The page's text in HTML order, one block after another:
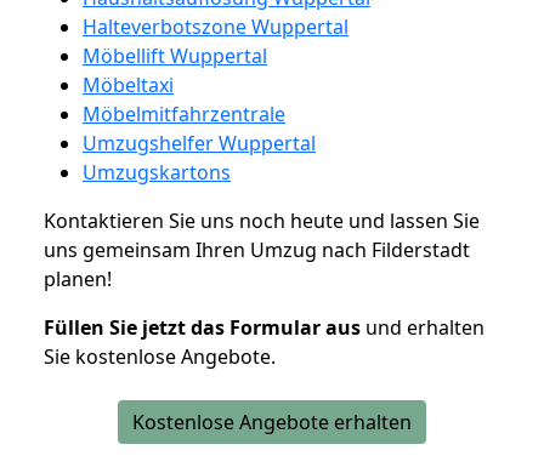
Halteverbotszone Wuppertal
Möbellift Wuppertal
Möbeltaxi
Möbelmitfahrzentrale
Umzugshelfer Wuppertal
Umzugskartons
Kontaktieren Sie uns noch heute und lassen Sie
uns gemeinsam Ihren Umzug nach Filderstadt
planen!
Füllen Sie jetzt das Formular aus und erhalten
Sie kostenlose Angebote.
Kostenlose Angebote erhalten